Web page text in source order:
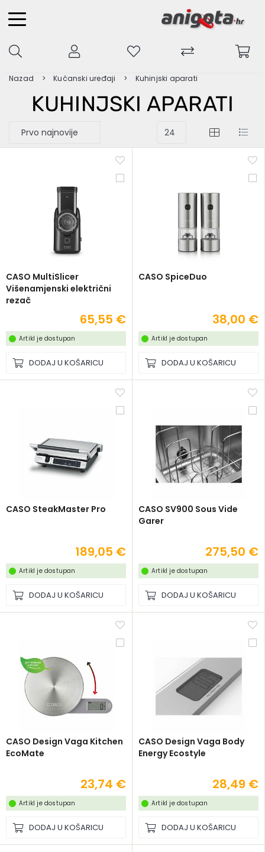
Nazad Kućanski uređaji Kuhinjski aparati
KUHINJSKI APARATI
CASO MultiSlicer
Višenamjenski električni
rezač
65,55 €
Artikl je dostupan
DODAJ U KOŠARICU
CASO SpiceDuo
38,00 €
Artikl je dostupan
DODAJ U KOŠARICU
CASO SteakMaster Pro
189,05 €
Artikl je dostupan
DODAJ U KOŠARICU
CASO SV900 Sous Vide
Garer
275,50 €
Artikl je dostupan
DODAJ U KOŠARICU
CASO Design Vaga Kitchen
EcoMate
23,74 €
Artikl je dostupan
DODAJ U KOŠARICU
CASO Design Vaga Body
Energy Ecostyle
28,49 €
Artikl je dostupan
DODAJ U KOŠARICU